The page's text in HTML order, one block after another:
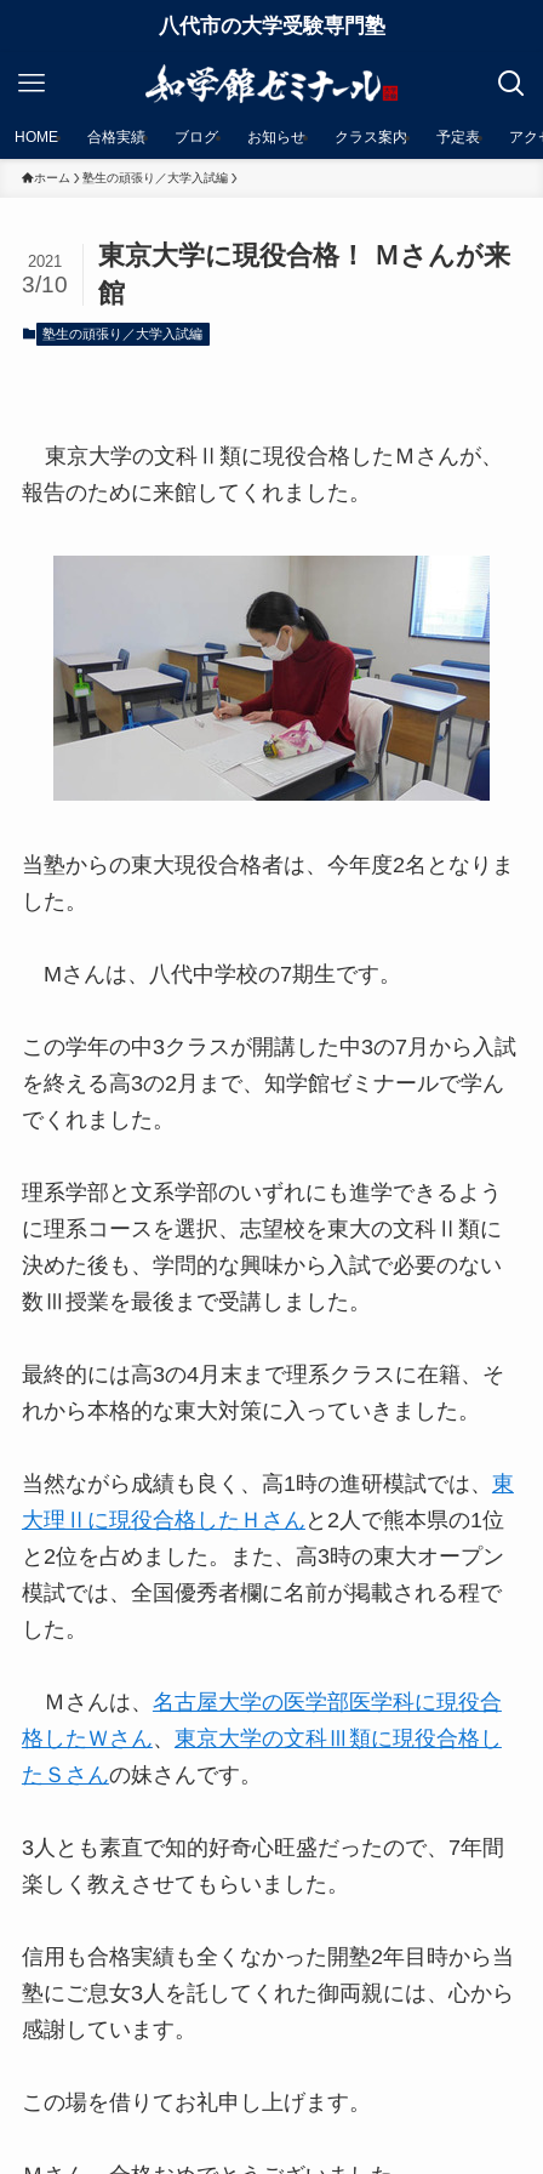
八代市の大学受験専門塾
HOME 合格実績 ブログ お知らせ クラス案内 予定表 アク
ホーム 塾生の頑張り／大学入試編
東京大学に現役合格！ Ｍさんが来
館
2021
3/10
塾生の頑張り／大学入試編
東京大学の文科Ⅱ類に現役合格したＭさんが、
報告のために来館してくれました。
当塾からの東大現役合格者は、今年度2名となりま
した。
Mさんは、八代中学校の7期生です。
この学年の中3クラスが開講した中3の7月から入試
を終える高3の2月まで、知学館ゼミナールで学ん
でくれました。
理系学部と文系学部のいずれにも進学できるよう
に理系コースを選択、志望校を東大の文科Ⅱ類に
決めた後も、学問的な興味から入試で必要のない
数Ⅲ授業を最後まで受講しました。
最終的には高3の4月末まで理系クラスに在籍、そ
れから本格的な東大対策に入っていきました。
当然ながら成績も良く、高1時の進研模試では、 東
大理Ⅱに現役合格したＨさん と2人で熊本県の1位
と2位を占めました。また、高3時の東大オープン
模試では、全国優秀者欄に名前が掲載される程で
した。
Ｍさんは、 名古屋大学の医学部医学科に現役合
格したＷさん、 東京大学の文科Ⅲ類に現役合格し
たＳさんの妹さんです。
3人とも素直で知的好奇心旺盛だったので、7年間
楽しく教えさせてもらいました。
信用も合格実績も全くなかった開塾2年目時から当
塾にご息女3人を託してくれた御両親には、心から
感謝しています。
この場を借りてお礼申し上げます。